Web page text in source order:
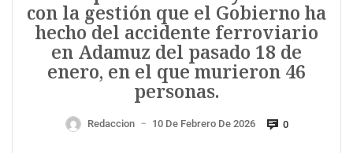
con la gestión que el Gobierno ha
hecho del accidente ferroviario
en Adamuz del pasado 18 de
enero, en el que murieron 46
personas.
Redaccion — 10 De Febrero De 2026 0